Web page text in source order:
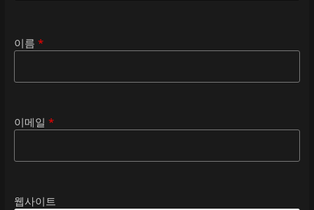
이름 *
이메일 *
웹사이트